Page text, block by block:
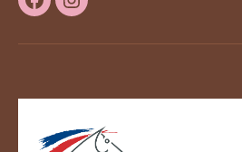
FacebookInstagram